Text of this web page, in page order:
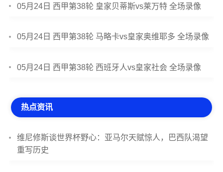
05月24日 西甲第38轮 皇家贝蒂斯vs莱万特 全场录像
05月24日 西甲第38轮 马略卡vs皇家奥维耶多 全场录像
05月24日 西甲第38轮 西班牙人vs皇家社会 全场录像
热点资讯
维尼修斯谈世界杯野心：亚马尔天赋惊人，巴西队渴望
重写历史